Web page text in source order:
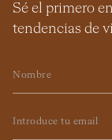
Sé el primero
tendencias de